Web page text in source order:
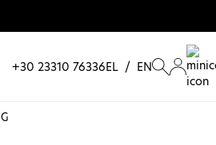
+30 23310 76336EL / EN